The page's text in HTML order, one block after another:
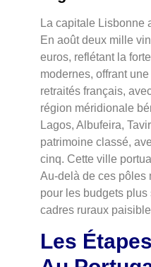
La capitale Lisbonne
En août deux mille
euros, reflétant la
modernes, offrant
retraités français,
région méridionale
Lagos, Albufeira,
patrimoine classé,
cinq. Cette ville
Au-delà de ces pôles
pour les budgets
cadres ruraux
Les